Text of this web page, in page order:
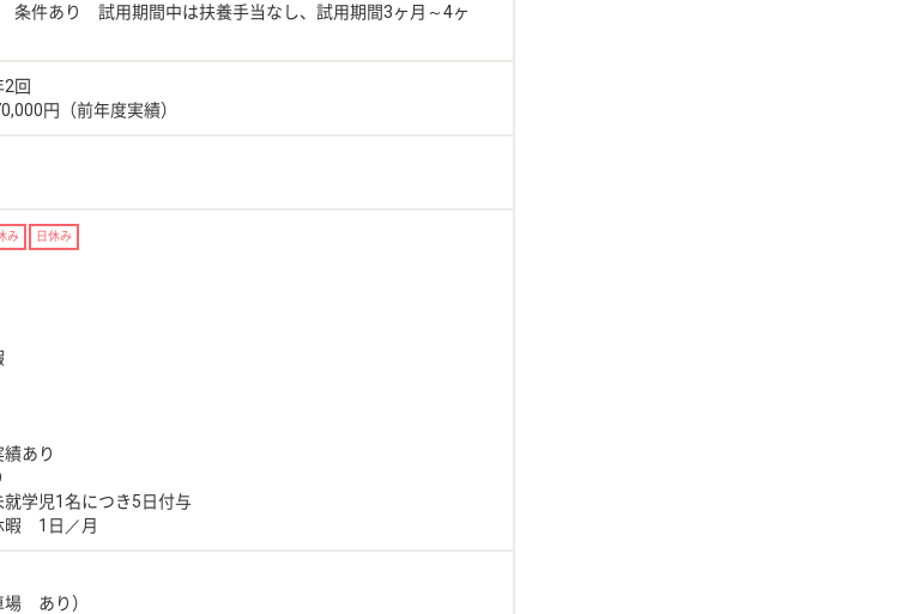
条件あり 試用期間中は扶養手当なし、試用期間3ヶ月～4ヶ
回
円（前年度実績）
み 日休み
あり
学児1名につき5日付与
暇 1日／月
場 あり）